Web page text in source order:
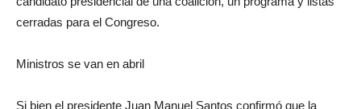
cerradas para el Congreso.
Ministros se van en abril
Si bien el presidente Juan Manuel Santos confirmó que la